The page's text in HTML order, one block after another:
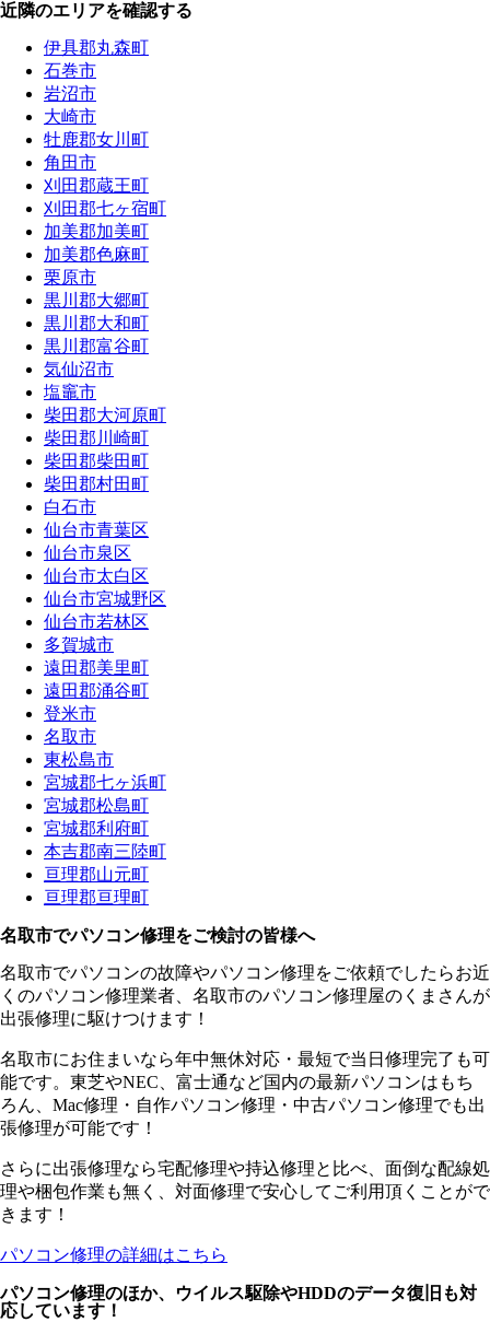
近隣のエリアを確認する
伊具郡丸森町
石巻市
岩沼市
大崎市
牡鹿郡女川町
角田市
刈田郡蔵王町
刈田郡七ヶ宿町
加美郡加美町
加美郡色麻町
栗原市
黒川郡大郷町
黒川郡大和町
黒川郡富谷町
気仙沼市
塩竈市
柴田郡大河原町
柴田郡川崎町
柴田郡柴田町
柴田郡村田町
白石市
仙台市青葉区
仙台市泉区
仙台市太白区
仙台市宮城野区
仙台市若林区
多賀城市
遠田郡美里町
遠田郡涌谷町
登米市
名取市
東松島市
宮城郡七ヶ浜町
宮城郡松島町
宮城郡利府町
本吉郡南三陸町
亘理郡山元町
亘理郡亘理町
名取市でパソコン修理をご検討の皆様へ
名取市でパソコンの故障やパソコン修理をご依頼でしたらお近
くのパソコン修理業者、名取市のパソコン修理屋のくまさんが
出張修理に駆けつけます！
名取市にお住まいなら年中無休対応・最短で当日修理完了も可
能です。東芝やNEC、富士通など国内の最新パソコンはもち
ろん、Mac修理・自作パソコン修理・中古パソコン修理でも出
張修理が可能です！
さらに出張修理なら宅配修理や持込修理と比べ、面倒な配線処
理や梱包作業も無く、対面修理で安心してご利用頂くことがで
きます！
パソコン修理の詳細はこちら
パソコン修理のほか、ウイルス駆除やHDDのデータ復旧も対
応しています！